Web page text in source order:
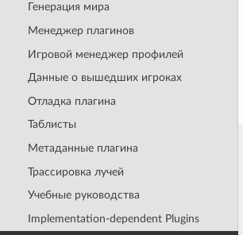
Генерация мира
Менеджер плагинов
Игровой менеджер профилей
Данные о вышедших игроках
Отладка плагина
Таблисты
Метаданные плагина
Трассировка лучей
Учебные руководства
Implementation-dependent Plugins